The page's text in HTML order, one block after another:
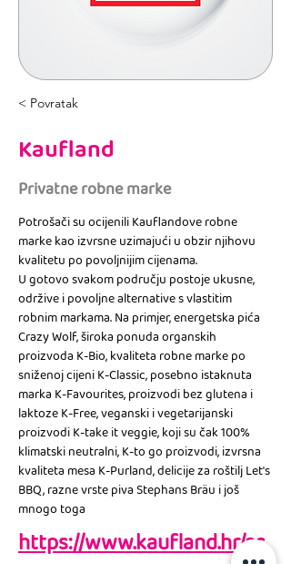
< Povratak
Kaufland
Privatne robne marke
Potrošači su ocijenili Kauflandove robne
marke kao izvrsne uzimajući u obzir njihovu
kvalitetu po povoljnijim cijenama.
U gotovo svakom području postoje ukusne,
održive i povoljne alternative s vlastitim
robnim markama. Na primjer, energetska pića
Crazy Wolf, široka ponuda organskih
proizvoda K-Bio, kvaliteta robne marke po
sniženoj cijeni K-Classic, posebno istaknuta
marka K-Favourites, proizvodi bez glutena i
laktoze K-Free, veganski i vegetarijanski
proizvodi K-take it veggie, koji su čak 100%
klimatski neutralni, K-to go proizvodi, izvrsna
kvaliteta mesa K-Purland, delicije za roštilj Let's
BBQ, razne vrste piva Stephans Bräu i još
mnogo toga
https://www.kaufland.hr/as